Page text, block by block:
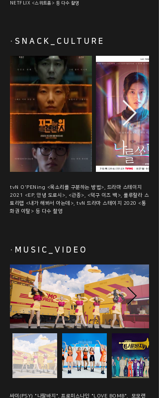
NETFLIX <스위트홈> 등 다수 촬영
·SNACK_CULTURE
tvN O'PENing <목소리를 구분하는 방법>, 드라마 스테이지
2021 <EP. 안녕 도로시>, <관종>, <덕구 이즈 백>, 룰루랄라 스
토리랩 <내가 해봐서 아는데>, tvN 드라마 스테이지 2020 <통
화권 이탈> 등 다수 촬영
·MUSIC_VIDEO
싸이(PSY) "나팔바지", 프로미스나인 "LOVE BOMB", 모모랜